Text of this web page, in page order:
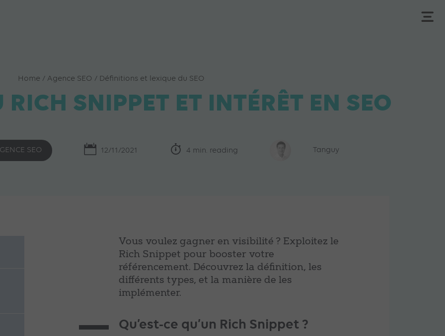
Home / Agence SEO / Définitions et lexique du SEO
SNIPPET ET INTÉRÊT EN SEO
SEO 12/11/2021 4 min. reading Tanguy
Vous voulez gagner en visibilité ? Exploitez le
Rich Snippet pour booster votre
référencement. Découvrez la définition, les
différents types, et la manière de les
implémenter.
Qu’est-ce qu’un Rich Snippet ?